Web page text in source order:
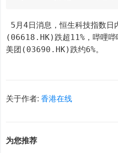
(06618.HK)跌超11%，哔哩
美团(03690.HK)跌约6%。
关于作者:香港在线
为您推荐